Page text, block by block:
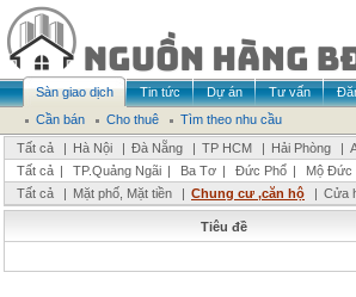
Sàn giao dịch Tin tức Dự án Tư vấn
Cần bán
Cho thuê
Tìm theo nhu cầu
Tất cả
| Hà Nội | Đà Nẵng | TP HCM | Hải Phòng |
Tất cả | TP.Quảng Ngãi | Ba Tơ | Đức Phổ | Mộ Đức
Tất cả
| Mặt phố, Mặt tiền | Chung cư ,căn hộ | Cửa
Tiêu đề